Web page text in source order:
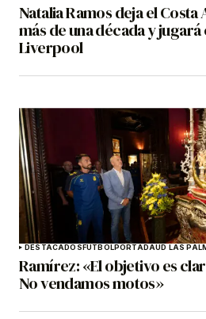
Natalia Ramos deja el
más de una década y
Liverpool
DESTACADOSFÚTBOLPORTADAUD LAS
Ramírez: «El objetivo es
No vendamos motos»